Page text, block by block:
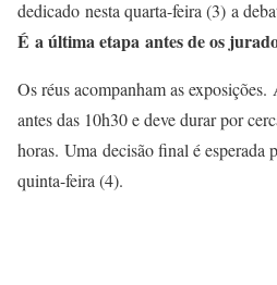
dedicado nesta quarta-feira (3) a
É a última etapa antes de os
Os réus acompanham as
antes das 10h30 e deve durar por
horas. Uma decisão final é esperada
quinta-feira (4).